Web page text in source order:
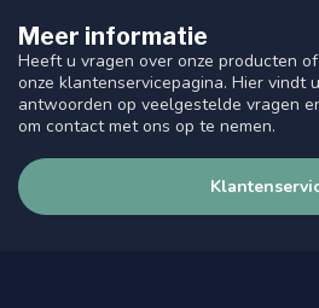
Meer informatie
Heeft u vragen over onze producten
onze klantenservicepagina. Hier vindt
antwoorden op veelgestelde vragen
om contact met ons op te nemen.